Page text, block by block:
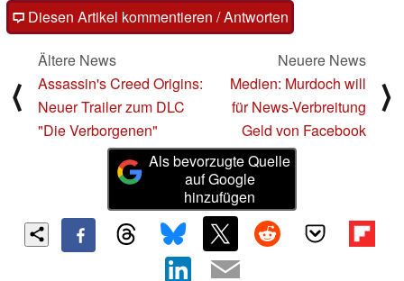
Diesen Artikel kommentieren / Antworten
⟨
Ältere News
Assassin's Creed Origins:
Neuer Trailer zum DLC
"Die Verborgenen"
Neuere News
Medien: Murdoch will
für News-Verbreitung
Geld von Facebook
⟩
Als bevorzugte Quelle
auf Google
hinzufügen